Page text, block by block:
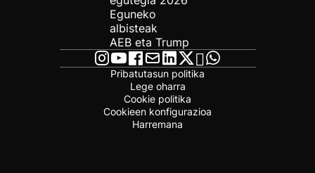
Eguneko
albisteak
AEB eta Trump
Pribatutasun politika
Lege oharra
Cookie politika
Cookieen konfigurazioa
Harremana